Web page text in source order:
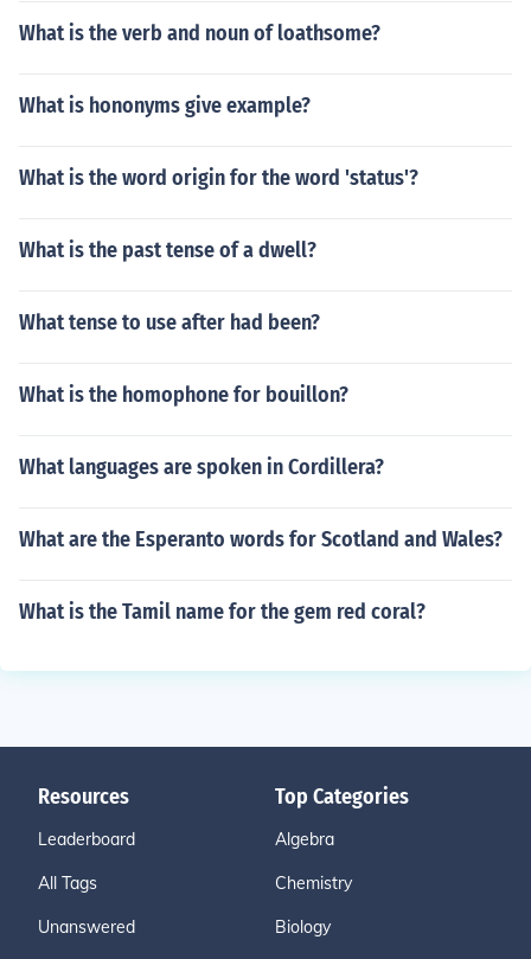
What is the verb and noun of loathsome?
What is hononyms give example?
What is the word origin for the word 'status'?
What is the past tense of a dwell?
What tense to use after had been?
What is the homophone for bouillon?
What languages are spoken in Cordillera?
What are the Esperanto words for Scotland and Wales?
What is the Tamil name for the gem red coral?
Resources
Leaderboard
All Tags
Unanswered
Top Categories
Algebra
Chemistry
Biology